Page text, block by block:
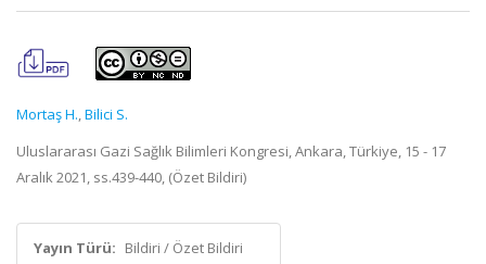
Mortaş H.,Bilici S.
Uluslararası Gazi Sağlık Bilimleri Kongresi, Ankara, Türkiye, 15 - 17
Aralık 2021, ss.439-440, (Özet Bildiri)
Yayın Türü: Bildiri / Özet Bildiri